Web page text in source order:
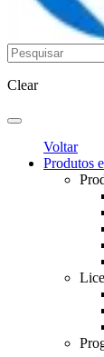
Clear
Voltar
Produtos